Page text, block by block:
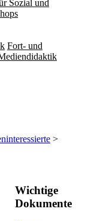
Sozial und
Fort- und
>
​Wichtige
Dokumente